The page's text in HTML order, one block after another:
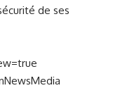
de ses